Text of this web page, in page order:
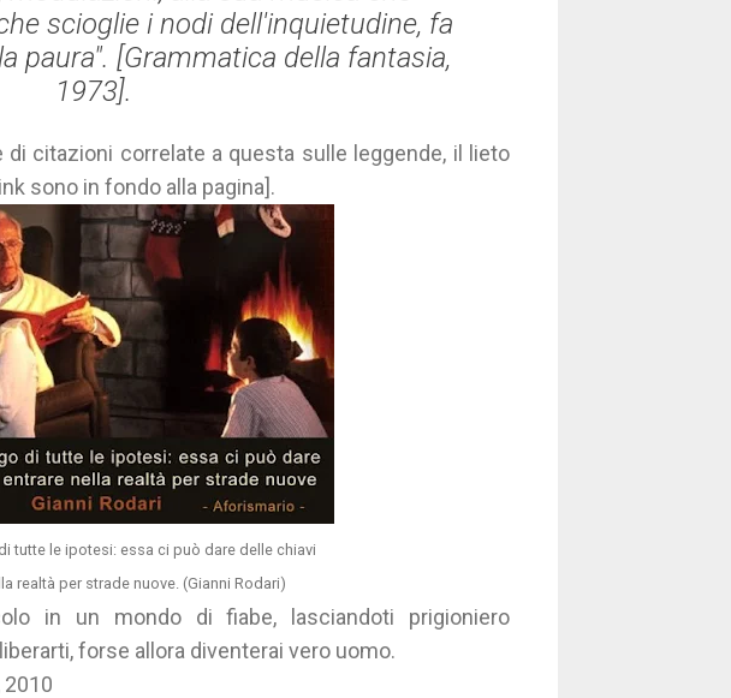
scioglie i nodi dell'inquietudine, fa
paura". [Grammatica della fantasia,
1973].
citazioni correlate a questa sulle leggende, il lieto
sono in fondo alla pagina].
tutte le ipotesi: essa ci può dare delle chiavi
realtà per strade nuove. (Gianni Rodari)
in un mondo di fiabe, lasciandoti prigioniero
forse allora diventerai vero uomo.
2010